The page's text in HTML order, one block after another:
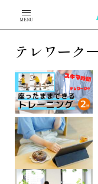
MENU
テレワーク